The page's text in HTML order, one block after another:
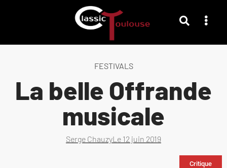
FESTIVALS
La belle Offrande
musicale
Serge ChauzyLe 12 juin 2019
Critique